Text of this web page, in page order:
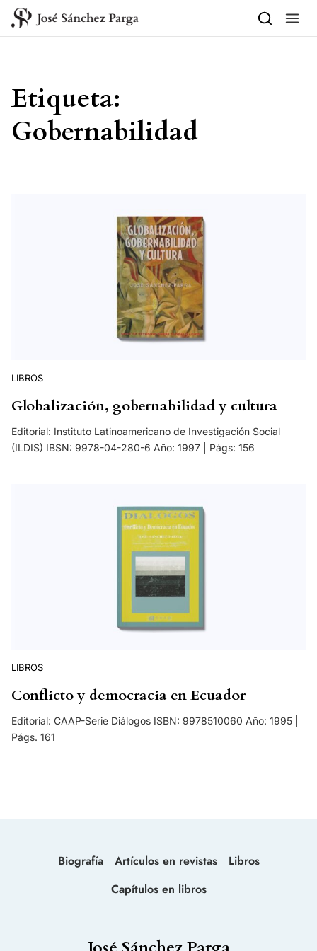
Saltar al contenido
Etiqueta:
Gobernabilidad
LIBROS
Globalización, gobernabilidad y cultura
Editorial: Instituto Latinoamericano de Investigación Social
(ILDIS) IBSN: 9978-04-280-6 Año: 1997 | Págs: 156
LIBROS
Conflicto y democracia en Ecuador
Editorial: CAAP-Serie Diálogos ISBN: 9978510060 Año: 1995 |
Págs. 161
Biografía Artículos en revistas
Libros
Capítulos en libros